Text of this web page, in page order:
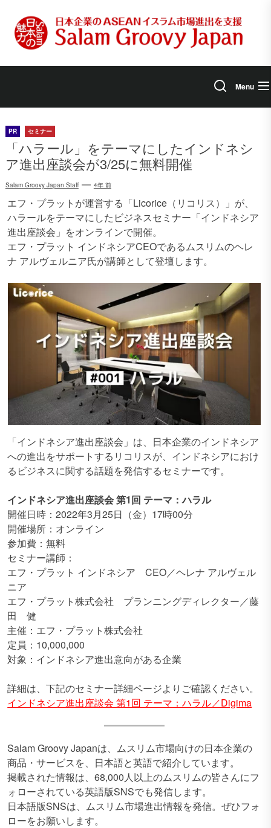
content
Menu
PR セミナー
「ハラール」をテーマにしたインドネシ
ア進出座談会が3/25に無料開催
Salam Groovy Japan Staff 4年 前
エフ・プラットが運営する「Licorice（リコリス）」が、
ハラールをテーマにしたビジネスセミナー「インドネシア
進出座談会」をオンラインで開催。
エフ・プラット インドネシアCEOであるムスリムのヘレ
ナ アルヴェルニア氏が講師として登壇します。
「インドネシア進出座談会」は、日本企業のインドネシア
への進出をサポートするリコリスが、インドネシアにおけ
るビジネスに関する話題を発信するセミナーです。
インドネシア進出座談会 第1回 テーマ：ハラル
開催日時：2022年3月25日（金）17時00分
開催場所：オンライン
参加費：無料
セミナー講師：
エフ・プラット インドネシア CEO／ヘレナ アルヴェル
ニア
エフ・プラット株式会社 プランニングディレクター／藤
田 健
主催：エフ・プラット株式会社
定員：10,000,000
対象：インドネシア進出意向がある企業
詳細は、下記のセミナー詳細ページよりご確認ください。
インドネシア進出座談会 第1回 テーマ：ハラル／Digima
Salam Groovy Japanは、ムスリム市場向けの日本企業の
商品・サービスを、日本語と英語で紹介しています。
掲載された情報は、68,000人以上のムスリムの皆さんにフ
ォローされている英語版SNSでも発信します。
日本語版SNSは、ムスリム市場進出情報を発信。ぜひフォ
ローをお願いします。